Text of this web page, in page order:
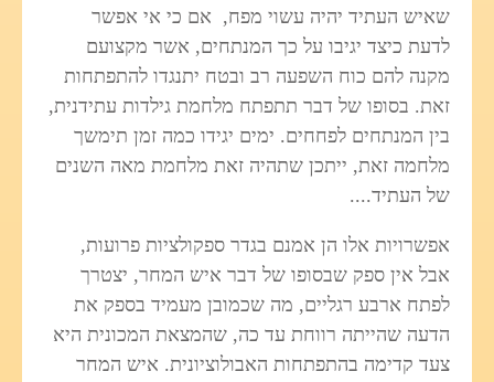
שאיש העתיד יהיה עשוי מפח, אם כי אי אפשר
לדעת כיצד יגיבו על כך המנתחים, אשר מקצועם
מקנה להם כוח השפעה רב ובטח יתנגדו להתפתחות
זאת. בסופו של דבר תתפתח מלחמת גילדות עתידנית,
בין המנתחים לפחחים. ימים יגידו כמה זמן תימשך
מלחמה זאת, ייתכן שתהיה זאת מלחמת מאה השנים
של העתיד....
אפשרויות אלו הן אמנם בגדר ספקולציות פרועות,
אבל אין ספק שבסופו של דבר איש המחר, יצטרך
לפתח ארבע רגליים, מה שכמובן מעמיד בספק את
הדעה שהייתה רווחת עד כה, שהמצאת המכונית היא
צעד קדימה בהתפתחות האבולוציונית. איש המחר